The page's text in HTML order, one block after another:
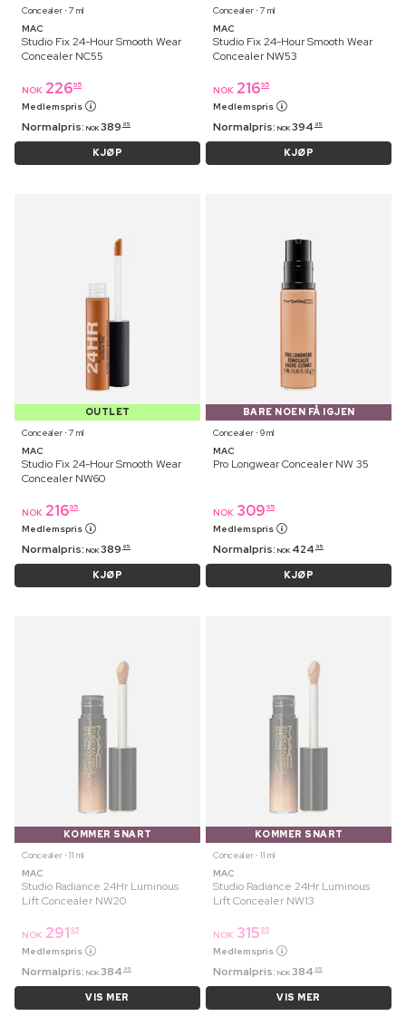
Concealer ⋅ 7 ml
MAC
Studio Fix 24-Hour Smooth Wear
Concealer NC55
NOK 22695
Medlemspris
Normalpris: NOK 389 95
KJØP
Concealer ⋅ 7 ml
MAC
Studio Fix 24-Hour Smooth Wear
Concealer NW53
NOK 21695
Medlemspris
Normalpris: NOK 394 95
KJØP
OUTLET
Concealer ⋅ 7 ml
MAC
Studio Fix 24-Hour Smooth Wear
Concealer NW60
NOK 21695
Medlemspris
Normalpris: NOK 389 95
KJØP
BARE NOEN FÅ IGJEN
Concealer ⋅ 9 ml
MAC
Pro Longwear Concealer NW 35
NOK 309 95
Medlemspris
Normalpris: NOK 424 95
KJØP
KOMMER SNART
Concealer ⋅ 11 ml
MAC
Studio Radiance 24Hr Luminous
Lift Concealer NW20
NOK 291 95
Medlemspris
Normalpris: NOK 384 95
VIS MER
KOMMER SNART
Concealer ⋅ 11 ml
MAC
Studio Radiance 24Hr Luminous
Lift Concealer NW13
NOK 315 95
Medlemspris
Normalpris: NOK 384 95
VIS MER